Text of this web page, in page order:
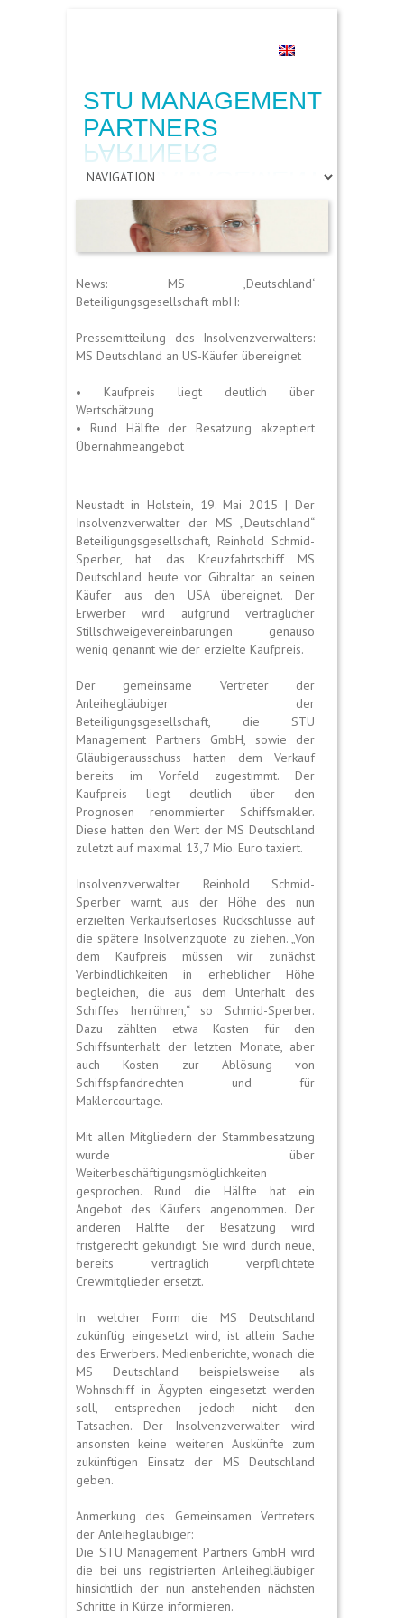
STU MANAGEMENT
PARTNERS
News: MS ‚Deutschland‘
Beteiligungsgesellschaft mbH:
Pressemitteilung des Insolvenzverwalters:
MS Deutschland an US-Käufer übereignet
• Kaufpreis liegt deutlich über
Wertschätzung
• Rund Hälfte der Besatzung akzeptiert
Übernahmeangebot
Neustadt in Holstein, 19. Mai 2015 | Der
Insolvenzverwalter der MS „Deutschland“
Beteiligungsgesellschaft, Reinhold Schmid-
Sperber, hat das Kreuzfahrtschiff MS
Deutschland heute vor Gibraltar an seinen
Käufer aus den USA übereignet. Der
Erwerber wird aufgrund vertraglicher
Stillschweigevereinbarungen genauso
wenig genannt wie der erzielte Kaufpreis.
Der gemeinsame Vertreter der
Anleihegläubiger der
Beteiligungsgesellschaft, die STU
Management Partners GmbH, sowie der
Gläubigerausschuss hatten dem Verkauf
bereits im Vorfeld zugestimmt. Der
Kaufpreis liegt deutlich über den
Prognosen renommierter Schiffsmakler.
Diese hatten den Wert der MS Deutschland
zuletzt auf maximal 13,7 Mio. Euro taxiert.
Insolvenzverwalter Reinhold Schmid-
Sperber warnt, aus der Höhe des nun
erzielten Verkaufserlöses Rückschlüsse auf
die spätere Insolvenzquote zu ziehen. „Von
dem Kaufpreis müssen wir zunächst
Verbindlichkeiten in erheblicher Höhe
begleichen, die aus dem Unterhalt des
Schiffes herrühren,“ so Schmid-Sperber.
Dazu zählten etwa Kosten für den
Schiffsunterhalt der letzten Monate, aber
auch Kosten zur Ablösung von
Schiffspfandrechten und für
Maklercourtage.
Mit allen Mitgliedern der Stammbesatzung
wurde über
Weiterbeschäftigungsmöglichkeiten
gesprochen. Rund die Hälfte hat ein
Angebot des Käufers angenommen. Der
anderen Hälfte der Besatzung wird
fristgerecht gekündigt. Sie wird durch neue,
bereits vertraglich verpflichtete
Crewmitglieder ersetzt.
In welcher Form die MS Deutschland
zukünftig eingesetzt wird, ist allein Sache
des Erwerbers. Medienberichte, wonach die
MS Deutschland beispielsweise als
Wohnschiff in Ägypten eingesetzt werden
soll, entsprechen jedoch nicht den
Tatsachen. Der Insolvenzverwalter wird
ansonsten keine weiteren Auskünfte zum
zukünftigen Einsatz der MS Deutschland
geben.
Anmerkung des Gemeinsamen Vertreters
der Anleihegläubiger:
Die STU Management Partners GmbH wird
die bei uns registrierten Anleihegläubiger
hinsichtlich der nun anstehenden nächsten
Schritte in Kürze informieren.